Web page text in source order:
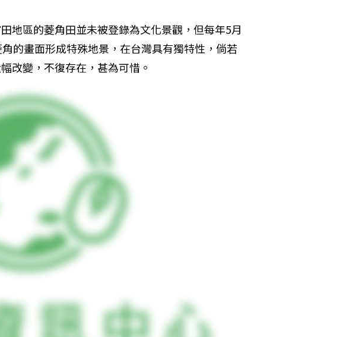
地區的菱角田並未被登錄為文化景觀，但每年5月
的畫面形成特殊地景，在台灣具有獨特性，倘若
改變，不復存在，甚為可惜。